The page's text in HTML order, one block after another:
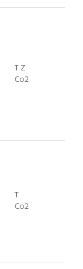
T Z
Co2
T
Co2